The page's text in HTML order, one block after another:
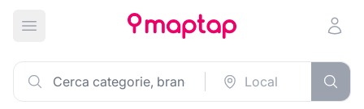
Apri menu principale